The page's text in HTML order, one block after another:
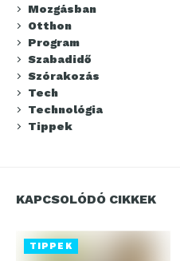
Mozgásban
Otthon
Program
Szabadidő
Szórakozás
Tech
Technológia
Tippek
KAPCSOLÓDÓ CIKKEK
TIPPEK